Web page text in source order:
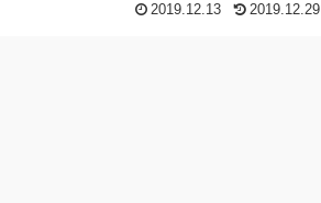
2019.12.13 2019.12.29